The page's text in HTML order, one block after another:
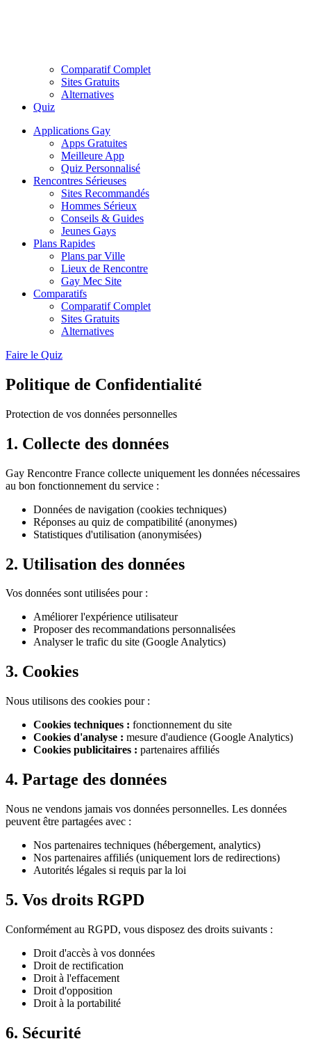
Comparatif Complet
Sites Gratuits
Alternatives
Quiz
Applications Gay
Apps Gratuites
Meilleure App
Quiz Personnalisé
Rencontres Sérieuses
Sites Recommandés
Hommes Sérieux
Conseils & Guides
Jeunes Gays
Plans Rapides
Plans par Ville
Lieux de Rencontre
Gay Mec Site
Comparatifs
Comparatif Complet
Sites Gratuits
Alternatives
Faire le Quiz
Politique de Confidentialité
Protection de vos données personnelles
1. Collecte des données
Gay Rencontre France collecte uniquement les données nécessaires
au bon fonctionnement du service :
Données de navigation (cookies techniques)
Réponses au quiz de compatibilité (anonymes)
Statistiques d'utilisation (anonymisées)
2. Utilisation des données
Vos données sont utilisées pour :
Améliorer l'expérience utilisateur
Proposer des recommandations personnalisées
Analyser le trafic du site (Google Analytics)
3. Cookies
Nous utilisons des cookies pour :
Cookies techniques : fonctionnement du site
Cookies d'analyse : mesure d'audience (Google Analytics)
Cookies publicitaires : partenaires affiliés
4. Partage des données
Nous ne vendons jamais vos données personnelles. Les données
peuvent être partagées avec :
Nos partenaires techniques (hébergement, analytics)
Nos partenaires affiliés (uniquement lors de redirections)
Autorités légales si requis par la loi
5. Vos droits RGPD
Conformément au RGPD, vous disposez des droits suivants :
Droit d'accès à vos données
Droit de rectification
Droit à l'effacement
Droit d'opposition
Droit à la portabilité
6. Sécurité